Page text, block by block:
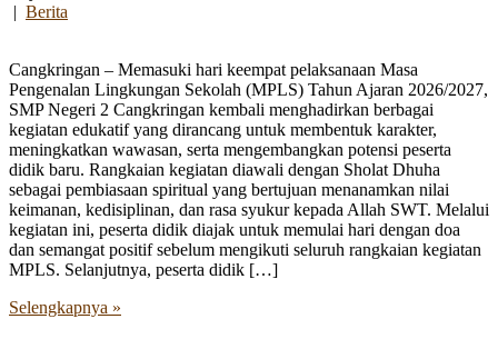
| Berita
Cangkringan – Memasuki hari keempat pelaksanaan Masa
Pengenalan Lingkungan Sekolah (MPLS) Tahun Ajaran 2026/2027,
SMP Negeri 2 Cangkringan kembali menghadirkan berbagai
kegiatan edukatif yang dirancang untuk membentuk karakter,
meningkatkan wawasan, serta mengembangkan potensi peserta
didik baru. Rangkaian kegiatan diawali dengan Sholat Dhuha
sebagai pembiasaan spiritual yang bertujuan menanamkan nilai
keimanan, kedisiplinan, dan rasa syukur kepada Allah SWT. Melalui
kegiatan ini, peserta didik diajak untuk memulai hari dengan doa
dan semangat positif sebelum mengikuti seluruh rangkaian kegiatan
MPLS. Selanjutnya, peserta didik […]
Selengkapnya »